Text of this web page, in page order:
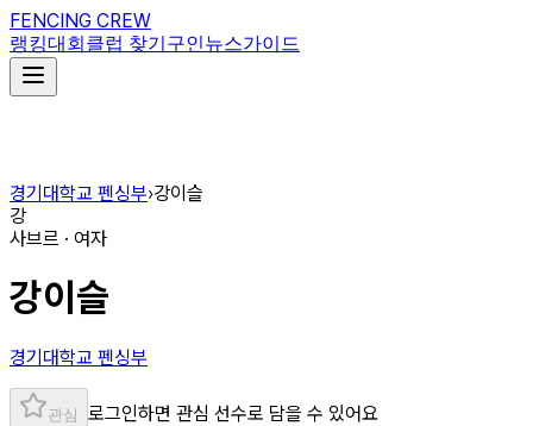
FENCING CREW
랭킹대회 클럽 찾기 구인뉴스가이드
경기대학교 펜싱부›강이슬
강
사브르 · 여자
강이슬
경기대학교 펜싱부
관심 로그인하면 관심 선수로 담을 수 있어요